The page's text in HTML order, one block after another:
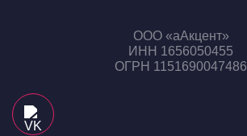
ООО «аАкцент»
ИНН 1656050455
ОГРН 1151690047486